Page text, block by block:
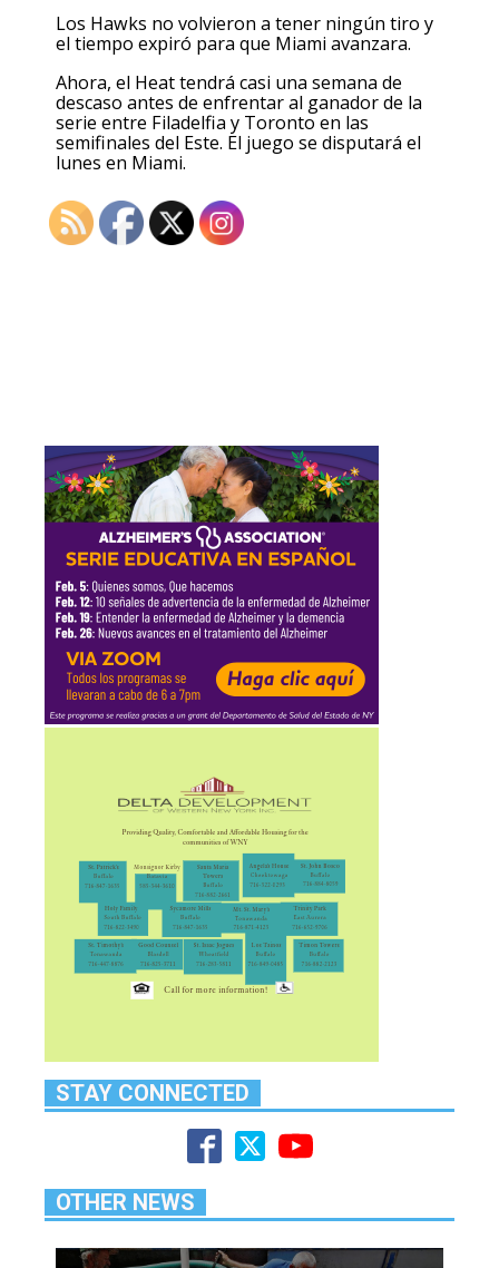
Los Hawks no volvieron a tener ningún tiro y
el tiempo expiró para que Miami avanzara.
Ahora, el Heat tendrá casi una semana de
descaso antes de enfrentar al ganador de la
serie entre Filadelfia y Toronto en las
semifinales del Este. El juego se disputará el
lunes en Miami.
STAY CONNECTED
OTHER NEWS